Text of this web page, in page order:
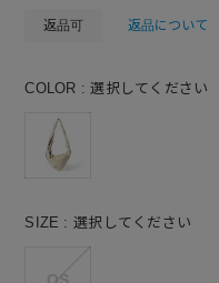
返品可 返品について
COLOR 選択してください
SIZE 選択してください